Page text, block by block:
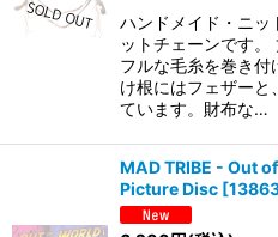
ハンドメイド・ニッ
ットチェーンです。
フルな毛糸を巻き
け根にはフェザー
ています。財布な…
MAD TRIBE - Out
Picture Disc [